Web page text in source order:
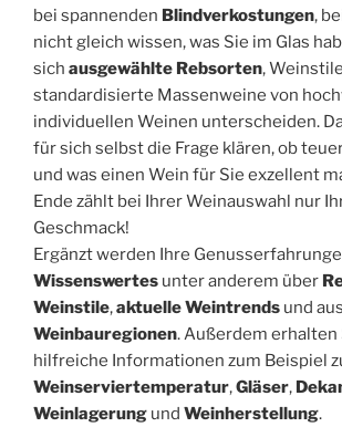
bei spannenden Blindverkostungen,
nicht gleich wissen, was Sie im Glas
sich ausgewählte Rebsorten,
standardisierte Massenweine von
individuellen Weinen unterscheiden.
für sich selbst die Frage klären, ob
und was einen Wein für Sie exzellent
Ende zählt bei Ihrer Weinauswahl nur
Geschmack!
Ergänzt werden Ihre
Wissenswertes unter anderem über
Weinstile,aktuelle Weintrends und
Weinbauregionen. Außerdem erhalten
hilfreiche Informationen zum Beispiel
Weinserviertemperatur,Gläser,
Weinlagerung und Weinherstellung.